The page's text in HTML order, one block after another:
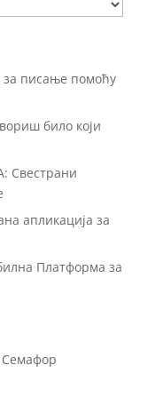
за писање помоћу
било који
Свестрани
апликација за
Платформа за
Семафор